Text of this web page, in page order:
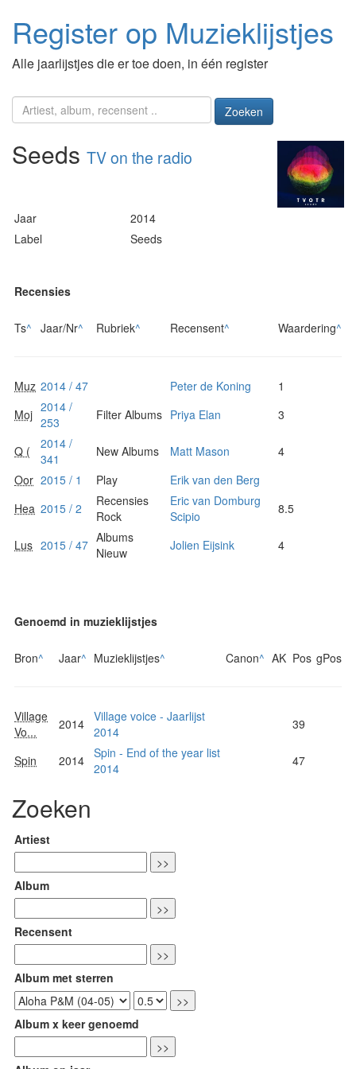
Register op Muzieklijstjes
Alle jaarlijstjes die er toe doen, in één register
Zoeken
Seeds TV on the radio
Jaar
2014
Label
Seeds
Recensies
Ts^ Jaar/Nr^ Rubriek^ Recensent^ Waardering^
Muz 2014 / 47 Peter de Koning
1
Moj 2014 /
253
Filter Albums Priya Elan 3
Q (
2014 /
341
New Albums Matt Mason
4
Oor 2015 / 1 Play
Erik van den Berg
Hea 2015 / 2
Recensies
Rock
Eric van Domburg
Scipio
8.5
Lus 2015 / 47 Albums
Nieuw
Jolien Eijsink 4
Genoemd in muzieklijstjes
Bron^ Jaar^ Muzieklijstjes^ Canon^ AK Pos gPos
Village
Vo...
2014 Village voice - Jaarlijst
2014
39
Spin 2014 Spin - End of the year list
2014
47
Zoeken
Artiest
Album
Recensent
Album met sterren
Album x keer genoemd